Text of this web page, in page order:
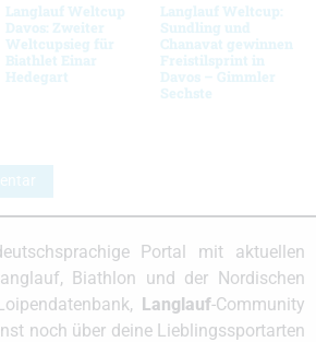
Langlauf Weltcup
Davos: Zweiter
Weltcupsieg für
Biathlet Einar
Hedegart
Langlauf Weltcup:
Sundling und
Chanavat gewinnen
Freistilsprint in
Davos – Gimmler
Sechste
Portal mit aktuellen
Biathlon und der Nordischen
Langlauf-Community
noch über deine Lieblingssportarten